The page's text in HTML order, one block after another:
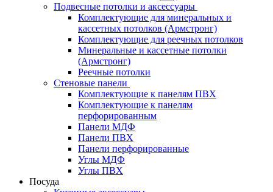
Подвесные потолки и аксессуары
Комплектующие для минеральных и
кассетных потолков (Армстронг)
Комплектующие для реечных потолков
Минеральные и кассетные потолки
(Армстронг)
Реечные потолки
Стеновые панели
Комплектующие к панелям ПВХ
Комплектующие к панелям
перфорированным
Панели МДФ
Панели ПВХ
Панели перфорированные
Углы МДФ
Углы ПВХ
Посуда